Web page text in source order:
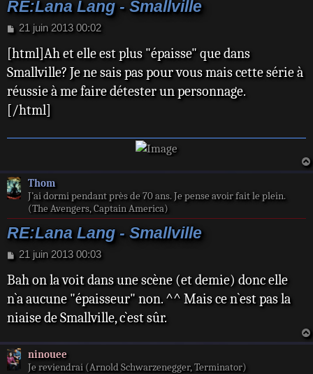
RE:Lana Lang - Smallville
M
s
a
g
e
21 juin 2013 00:02
[html]Ah et elle est plus "épaisse" que dans
Smallville? Je ne sais pas pour vous mais cette série à
réussie à me faire détester un personnage.
[/html]
Thom
J’ai dormi pendant près de 70 ans. Je pense avoir fait le plein.
(The Avengers, Captain America)
RE:Lana Lang - Smallville
M
s
s
a
g
21 juin 2013 00:03
Bah on la voit dans une scène (et demie) donc elle
n`a aucune "épaisseur" non. ^^ Mais ce n`est pas la
niaise de Smallville, c`est sûr.
ninouee
Je reviendrai (Arnold Schwarzenegger, Terminator)